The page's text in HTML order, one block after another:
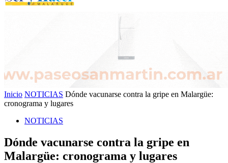
Inicio NOTICIAS Dónde vacunarse contra la gripe en Malargüe:
cronograma y lugares
NOTICIAS
Dónde vacunarse contra la gripe en
Malargüe: cronograma y lugares